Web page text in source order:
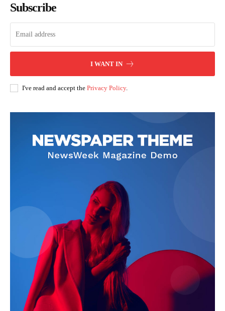
Subscribe
I WANT IN
I've read and accept the Privacy Policy.